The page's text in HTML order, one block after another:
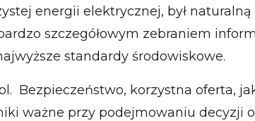
energii elektrycznej, był
szczegółowym zebraniem
standardy środowiskowe.
Bezpieczeństwo, korzystna oferta,
ważne przy podejmowaniu decyzji